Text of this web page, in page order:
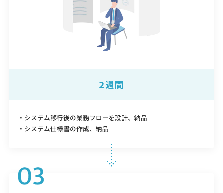
2週間
・システム移行後の業務フローを設計、納品
・システム仕様書の作成、納品